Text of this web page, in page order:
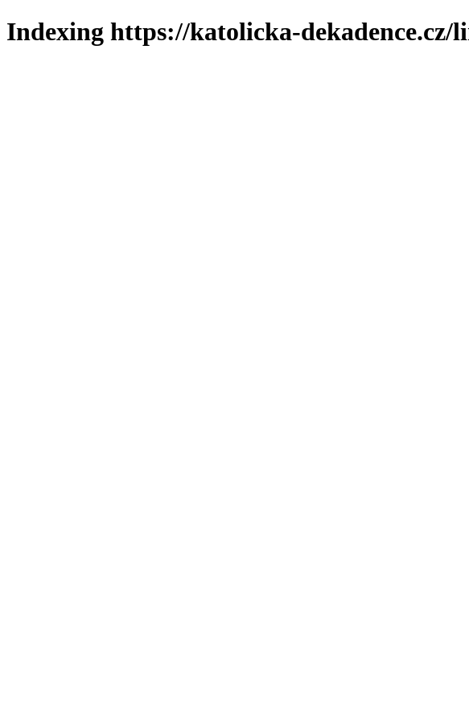
Indexing https://katolicka-dekadence.cz/